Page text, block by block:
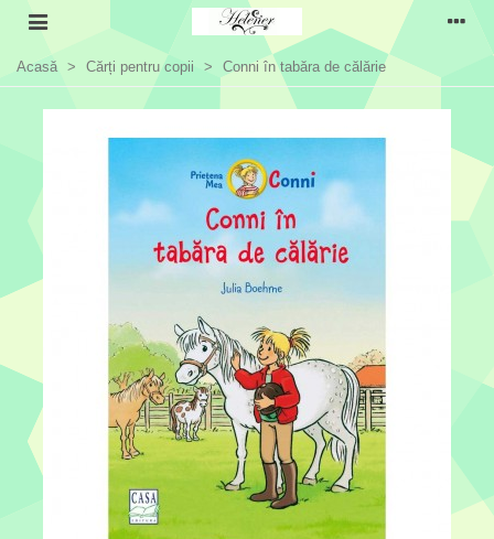
Acasă > Cărți pentru copii > Conni în tabăra de călărie